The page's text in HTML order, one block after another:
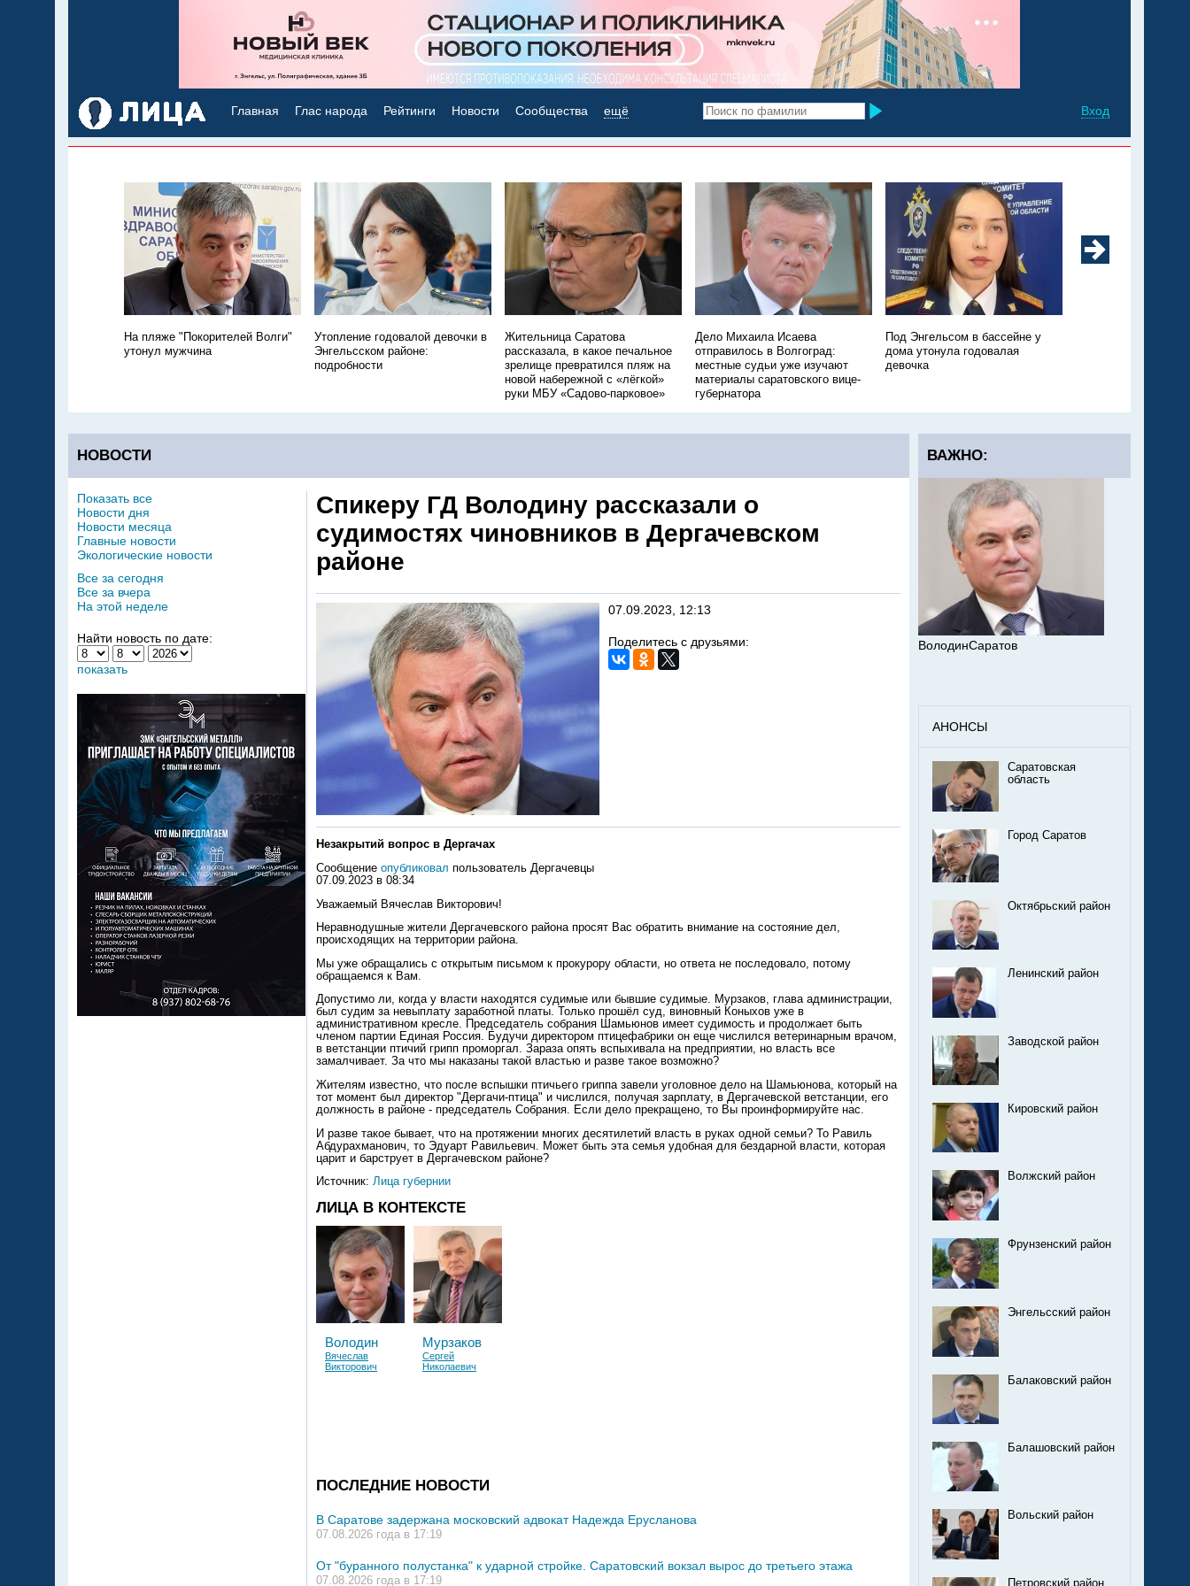
Вход
Главная Глас народа Рейтинги Новости Сообщества ещё
На пляже "Покорителей Волги"
утонул мужчина
Утопление годовалой девочки в
Энгельсском районе:
подробности
Жительница Саратова
рассказала, в какое печальное
зрелище превратился пляж на
новой набережной с «лёгкой»
руки МБУ «Садово-парковое»
Дело Михаила Исаева
отправилось в Волгоград:
местные судьи уже изучают
материалы саратовского вице-
губернатора
Под Энгельсом в бассейне у
дома утонула годовалая
девочка
НОВОСТИ
Спикеру ГД Володину рассказали о
судимостях чиновников в Дергачевском
районе
07.09.2023, 12:13
Поделитесь с друзьями:
Незакрытий вопрос в Дергачах
Сообщение опубликовал пользователь Дергачевцы
07.09.2023 в 08:34
Уважаемый Вячеслав Викторович!
Неравнодушные жители Дергачевского района просят Вас обратить внимание на состояние дел,
происходящих на территории района.
Мы уже обращались с открытым письмом к прокурору области, но ответа не последовало, потому
обращаемся к Вам.
Допустимо ли, когда у власти находятся судимые или бывшие судимые. Мурзаков, глава администрации,
был судим за невыплату заработной платы. Только прошёл суд, виновный Коныхов уже в
административном кресле. Председатель собрания Шамьюнов имеет судимость и продолжает быть
членом партии Единая Россия. Будучи директором птицефабрики он еще числился ветеринарным врачом,
в ветстанции птичий грипп проморгал. Зараза опять вспыхивала на предприятии, но власть все
замалчивает. За что мы наказаны такой властью и разве такое возможно?
Жителям известно, что после вспышки птичьего гриппа завели уголовное дело на Шамьюнова, который на
тот момент был директор "Дергачи-птица" и числился, получая зарплату, в Дергачевской ветстанции, его
должность в районе - председатель Собрания. Если дело прекращено, то Вы проинформируйте нас.
И разве такое бывает, что на протяжении многих десятилетий власть в руках одной семьи? То Равиль
Абдурахманович, то Эдуарт Равильевич. Может быть эта семья удобная для бездарной власти, которая
царит и барструет в Дергачевском районе?
Источник: Лица губернии
ЛИЦА В КОНТЕКСТЕ
Володин
Вячеслав
Викторович
Мурзаков
Сергей
Николаевич
ПОСЛЕДНИЕ НОВОСТИ
В Саратове задержана московский адвокат Надежда Ерусланова
07.08.2026 года в 17:19
От "буранного полустанка" к ударной стройке. Саратовский вокзал вырос до третьего этажа
07.08.2026 года в 17:19
Показать все
Новости дня
Новости месяца
Главные новости
Экологические новости
Все за сегодня
Все за вчера
На этой неделе
Найти новость по дате:
показать
ВАЖНО:
ВолодинСаратов
АНОНСЫ
Саратовская
область
Город Саратов
Октябрьский район
Ленинский район
Заводской район
Кировский район
Волжский район
Фрунзенский район
Энгельсский район
Балаковский район
Балашовский район
Вольский район